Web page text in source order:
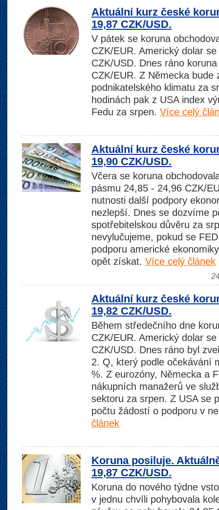
Aktuální kurz české
19,87 CZK/USD.
V pátek se koruna
CZK/EUR. Americký dolar
CZK/USD. Dnes ráno
CZK/EUR. Z Německa bude
podnikatelského klimatu za
hodinách pak z USA index
Fedu za srpen. Více celý
Aktuální kurz české
19,90 CZK/USD.
Včera se koruna
pásmu 24,85 - 24,96 CZK/
nutnosti další podpory
nezlepší. Dnes se dozvíme
spotřebitelskou důvěru za
nevylučujeme, pokud se
podporu americké
opět získat. Více celý článek
Aktuální kurz české
19,82 CZK/USD.
Během středečního dne
CZK/EUR. Americký dolar
CZK/USD. Dnes ráno byl
2. Q, který podle očekávání
%. Z eurozóny, Německa a
nákupních manažerů ve
sektoru za srpen. Z USA se
počtu žádostí o podporu v
článek
Koruna posiluje.
19,87 CZK/USD.
Koruna do nového týdne
v jednu chvíli pohybovala